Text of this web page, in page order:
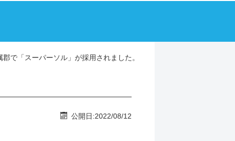
郡で「スーパーソル」が採用されました。
公開日:2022/08/12